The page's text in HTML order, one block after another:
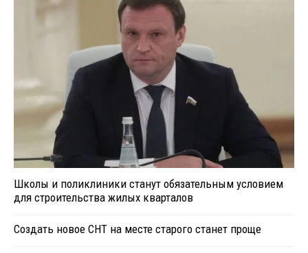
Школы и поликлиники станут обязательным условием
для строительства жилых кварталов
Создать новое СНТ на месте старого станет проще